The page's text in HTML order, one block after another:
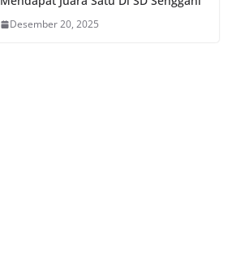
Desember 20, 2025